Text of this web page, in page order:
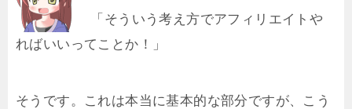
「そういう考え方でアフィリエイトや
ればいいってことか！」
そうです。これは本当に基本的な部分ですが、こう